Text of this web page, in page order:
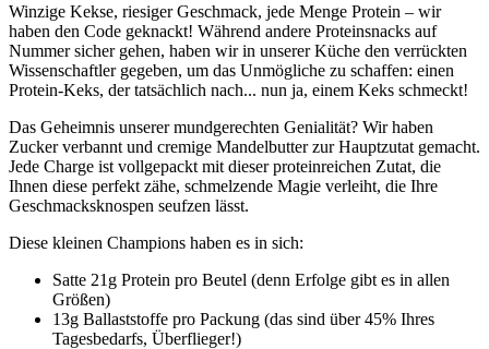
Winzige Kekse, riesiger Geschmack, jede Menge Protein – wir
haben den Code geknackt! Während andere Proteinsnacks auf
Nummer sicher gehen, haben wir in unserer Küche den verrückten
Wissenschaftler gegeben, um das Unmögliche zu schaffen: einen
Protein-Keks, der tatsächlich nach... nun ja, einem Keks schmeckt!
Das Geheimnis unserer mundgerechten Genialität? Wir haben
Zucker verbannt und cremige Mandelbutter zur Hauptzutat gemacht.
Jede Charge ist vollgepackt mit dieser proteinreichen Zutat, die
Ihnen diese perfekt zähe, schmelzende Magie verleiht, die Ihre
Geschmacksknospen seufzen lässt.
Diese kleinen Champions haben es in sich:
Satte 21g Protein pro Beutel (denn Erfolge gibt es in allen
Größen)
13g Ballaststoffe pro Packung (das sind über 45% Ihres
Tagesbedarfs, Überflieger!)